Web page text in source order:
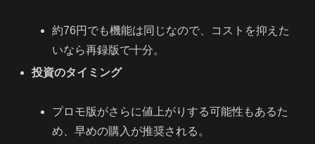
約76円でも機能は同じなので、コストを抑えた
いなら再録版で十分。
投資のタイミング
プロモ版がさらに値上がりする可能性もあるた
め、早めの購入が推奨される。